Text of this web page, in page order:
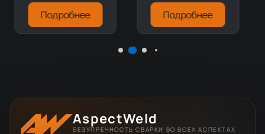
Подробнее Подробнее
AspectWeld
БЕЗУПРЕЧНОСТЬ СВАРКИ ВО ВСЕХ АСПЕКТАХ